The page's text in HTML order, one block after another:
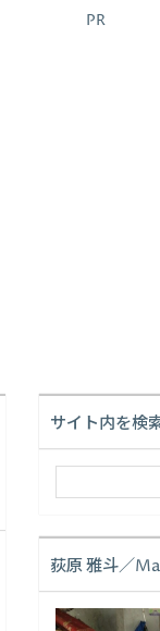
PR
サイト内を検
荻原 雅斗／